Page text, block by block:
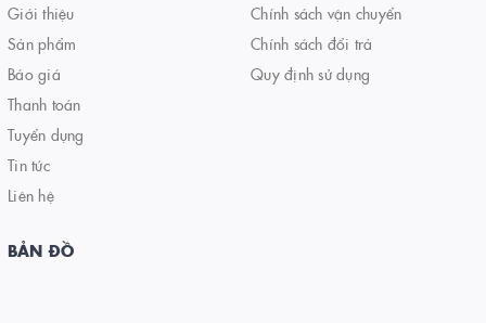
Giới thiệu
Sản phẩm
Báo giá
Thanh toán
Tuyển dụng
Tin tức
Liên hệ
Chính sách vận chuyển
Chính sách đổi trả
Quy định sử dụng
BẢN ĐỒ